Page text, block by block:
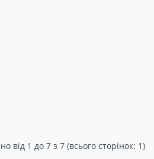
від 1 до 7 з 7 (всього сторінок: 1)